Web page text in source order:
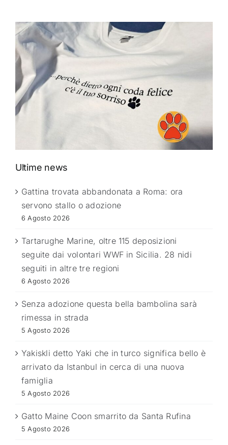
Ultime news
Gattina trovata abbandonata a Roma: ora
servono stallo o adozione
6 Agosto 2026
Tartarughe Marine, oltre 115 deposizioni
seguite dai volontari WWF in Sicilia. 28 nidi
seguiti in altre tre regioni
6 Agosto 2026
Senza adozione questa bella bambolina sarà
rimessa in strada
5 Agosto 2026
Yakiskli detto Yaki che in turco significa bello è
arrivato da Istanbul in cerca di una nuova
famiglia
5 Agosto 2026
Gatto Maine Coon smarrito da Santa Rufina
5 Agosto 2026